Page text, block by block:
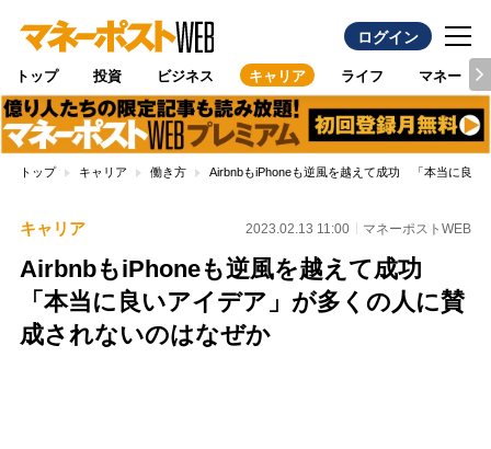
ログイン
トップ 投資 ビジネス キャリア ライフ マネー
トップ キャリア 働き方 AirbnbもiPhoneも逆風を越えて成功 「本当に良い
キャリア 2023.02.13 11:00 マネーポストWEB
AirbnbもiPhoneも逆風を越えて成功
「本当に良いアイデア」が多くの人に賛
成されないのはなぜか